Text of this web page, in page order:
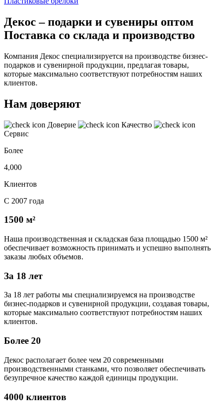
Декос – подарки и сувениры оптом
Поставка со склада и производство
Компания Декос специализируется на производстве бизнес-
подарков и сувенирной продукции, предлагая товары,
которые максимально соответствуют потребностям наших
клиентов.
Нам доверяют
Доверие
Качество
Сервис
Более
4,000
Клиентов
С 2007 года
1500 м²
Наша производственная и складская база площадью 1500 м²
обеспечивает возможность принимать и успешно выполнять
заказы любых объемов.
За 18 лет
За 18 лет работы мы специализируемся на производстве
бизнес-подарков и сувенирной продукции, создавая товары,
которые максимально соответствуют потребностям наших
клиентов.
Более 20
Декос располагает более чем 20 современными
производственными станками, что позволяет обеспечивать
безупречное качество каждой единицы продукции.
4000 клиентов